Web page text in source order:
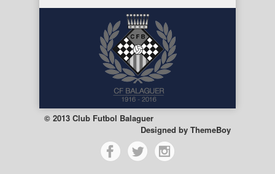
© 2013 Club Futbol Balaguer
Designed by ThemeBoy